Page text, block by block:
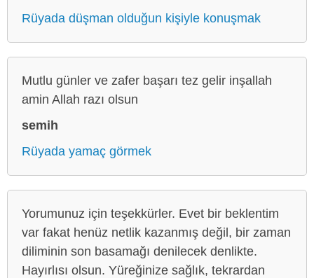
Rüyada düşman olduğun kişiyle konuşmak
Mutlu günler ve zafer başarı tez gelir inşallah
amin Allah razı olsun
semih
Rüyada yamaç görmek
Yorumunuz için teşekkürler. Evet bir beklentim
var fakat henüz netlik kazanmış değil, bir zaman
diliminin son basamağı denilecek denlikte.
Hayırlısı olsun. Yüreğinize sağlık, tekrardan